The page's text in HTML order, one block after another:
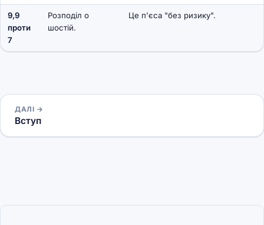
9,9
проти
7
Розподіл о
шостій.
Це п'єса "без ризику".
ДАЛІ →
Вступ